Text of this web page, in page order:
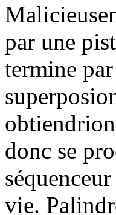
par une
termine
donc se
vie.